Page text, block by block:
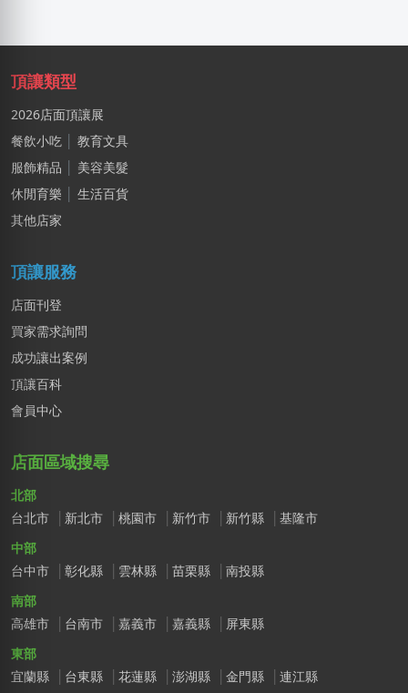
廖X臻
盛X豪
新北市｜預算 10萬~30萬元
劉X儀
花蓮縣｜預算 50萬~100萬元
台中市｜預算 30萬~50萬元
頂讓類型
2026店面頂讓展
餐飲小吃
教育文具
服飾精品
美容美髮
休閒育樂
生活百貨
其他店家
頂讓服務
店面刊登
買家需求詢問
成功讓出案例
頂讓百科
會員中心
店面區域搜尋
北部
台北市
新北市 桃園市 新竹市 新竹縣
基隆市
中部
台中市
彰化縣 雲林縣 苗栗縣
南投縣
南部
高雄市
台南市 嘉義市 嘉義縣
屏東縣
東部
宜蘭縣
台東縣 花蓮縣 澎湖縣 金門縣 連江縣